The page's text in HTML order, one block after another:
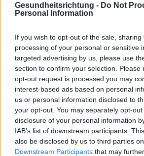
Gesundheitsrichtung - Do Not
Personal Information
If you wish to opt-out of the sale,
processing of your personal or sensitive
targeted advertising by us, please use
section to confirm your selection. Please
opt-out request is processed you may
interest-based ads based on personal
us or personal information disclosed to
your opt-out. You may separately opt-
disclosure of your personal information
IAB’s list of downstream participants.
also be disclosed by us to third parties
Downstream Participants that may
Interessant? Teilen sie es
Möchten Sie auf dem Laufenden
Folgen Sie uns auf
ZUGEHÖRIG